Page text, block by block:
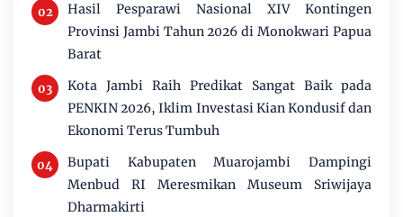
Hasil Pesparawi Nasional XIV Kontingen
Provinsi Jambi Tahun 2026 di Monokwari Papua
Barat
Kota Jambi Raih Predikat Sangat Baik pada
PENKIN 2026, Iklim Investasi Kian Kondusif dan
Ekonomi Terus Tumbuh
Bupati Kabupaten Muarojambi Dampingi
Menbud RI Meresmikan Museum Sriwijaya
Dharmakirti